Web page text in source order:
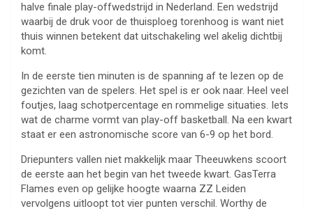
halve finale play-offwedstrijd in Nederland. Een wedstrijd
waarbij de druk voor de thuisploeg torenhoog is want niet
thuis winnen betekent dat uitschakeling wel akelig dichtbij
komt.
In de eerste tien minuten is de spanning af te lezen op de
gezichten van de spelers. Het spel is er ook naar. Heel veel
foutjes, laag schotpercentage en rommelige situaties. Iets
wat de charme vormt van play-off basketball. Na een kwart
staat er een astronomische score van 6-9 op het bord.
Driepunters vallen niet makkelijk maar Theeuwkens scoort
de eerste aan het begin van het tweede kwart. GasTerra
Flames even op gelijke hoogte waarna ZZ Leiden
vervolgens uitloopt tot vier punten verschil. Worthy de